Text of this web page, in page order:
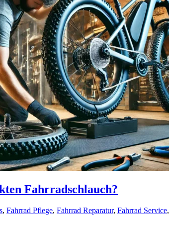
Fahrradschlauch?
, Fahrrad Pflege, Fahrrad Reparatur, Fahrrad Service,